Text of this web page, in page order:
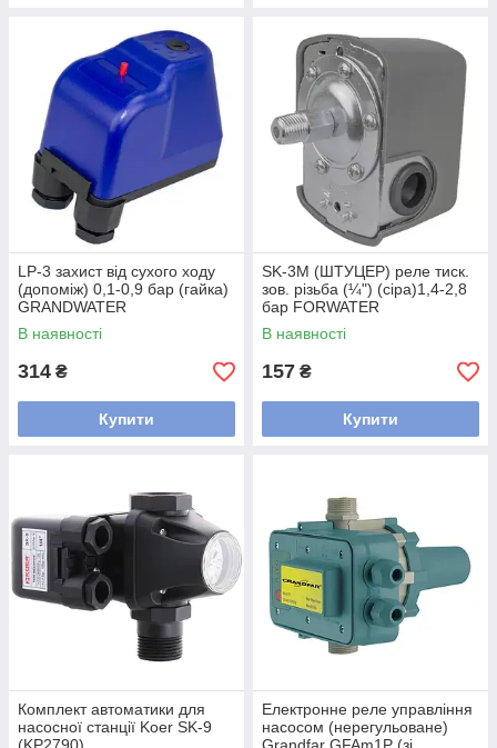
LP-3 захист від сухого ходу
(допоміж) 0,1-0,9 бар (гайка)
GRANDWATER
В наявності
314 ₴
Купити
SK-3М (ШТУЦЕР) реле тиск.
зов. різьба (¼") (сіра)1,4-2,8
бар FORWATER
В наявності
157 ₴
Купити
Комплект автоматики для
насосної станції Koer SK-9
Електронне реле управління
насосом (нерегульоване)